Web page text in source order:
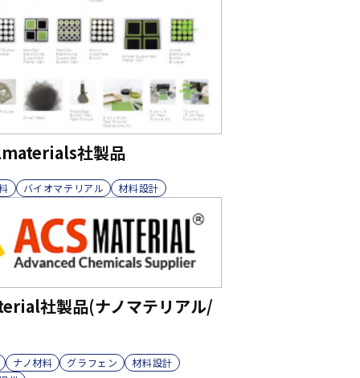
社製品
バイオマテリアル 材料設計
社製品(ナノマテリアル/
ナノ材料 グラフェン
材料設計